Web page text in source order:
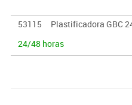
53115
Plastificadora GBC
24/48 horas